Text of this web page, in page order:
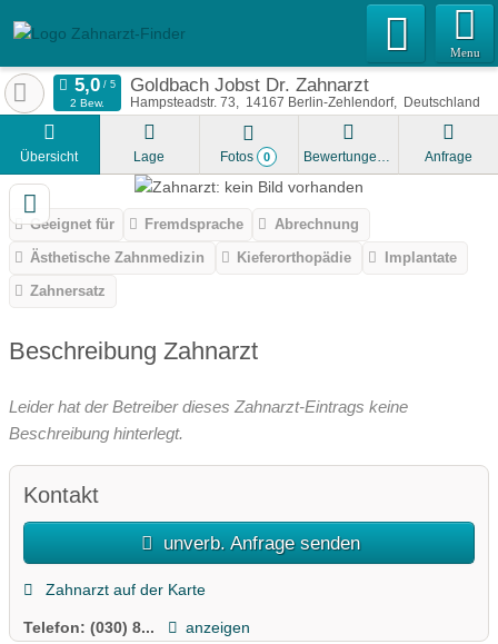
Menu
Goldbach Jobst Dr. Zahnarzt
Hampsteadstr. 73 14167 Berlin-Zehlendorf Deutschland
2 Bew.
Übersicht Lage Fotos 0 Bewertungen Anfrage
Geeignet für Fremdsprache
Abrechnung
Ästhetische Zahnmedizin
Kieferorthopädie
Implantate
Zahnersatz
Beschreibung Zahnarzt
Leider hat der Betreiber dieses Zahnarzt-Eintrags keine
Beschreibung hinterlegt.
Kontakt
unverb. Anfrage senden
Zahnarzt auf der Karte
Telefon: (030) 8... anzeigen